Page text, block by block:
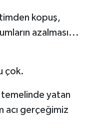
kopuş,
azalması...
çok.
temelinde yatan
acı gerçeğimiz